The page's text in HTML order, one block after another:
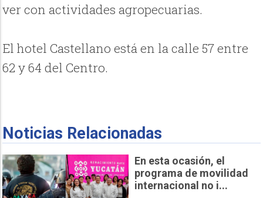
ver con actividades agropecuarias.
El hotel Castellano está en la calle 57 entre
62 y 64 del Centro.
Noticias Relacionadas
En esta ocasión, el
programa de movilidad
internacional no i...